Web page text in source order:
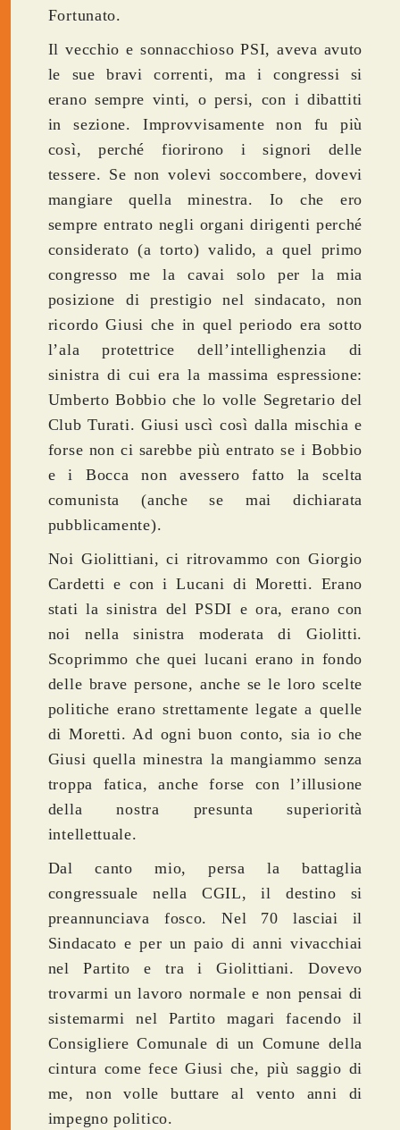
Fortunato.
Il vecchio e sonnacchioso PSI, aveva avuto
le sue bravi correnti, ma i congressi si
erano sempre vinti, o persi, con i dibattiti
in sezione. Improvvisamente non fu più
così, perché fiorirono i signori delle
tessere. Se non volevi soccombere, dovevi
mangiare quella minestra. Io che ero
sempre entrato negli organi dirigenti perché
considerato (a torto) valido, a quel primo
congresso me la cavai solo per la mia
posizione di prestigio nel sindacato, non
ricordo Giusi che in quel periodo era sotto
l’ala protettrice dell’intellighenzia di
sinistra di cui era la massima espressione:
Umberto Bobbio che lo volle Segretario del
Club Turati. Giusi uscì così dalla mischia e
forse non ci sarebbe più entrato se i Bobbio
e i Bocca non avessero fatto la scelta
comunista (anche se mai dichiarata
pubblicamente).
Noi Giolittiani, ci ritrovammo con Giorgio
Cardetti e con i Lucani di Moretti. Erano
stati la sinistra del PSDI e ora, erano con
noi nella sinistra moderata di Giolitti.
Scoprimmo che quei lucani erano in fondo
delle brave persone, anche se le loro scelte
politiche erano strettamente legate a quelle
di Moretti. Ad ogni buon conto, sia io che
Giusi quella minestra la mangiammo senza
troppa fatica, anche forse con l’illusione
della nostra presunta superiorità
intellettuale.
Dal canto mio, persa la battaglia
congressuale nella CGIL, il destino si
preannunciava fosco. Nel 70 lasciai il
Sindacato e per un paio di anni vivacchiai
nel Partito e tra i Giolittiani. Dovevo
trovarmi un lavoro normale e non pensai di
sistemarmi nel Partito magari facendo il
Consigliere Comunale di un Comune della
cintura come fece Giusi che, più saggio di
me, non volle buttare al vento anni di
impegno politico.